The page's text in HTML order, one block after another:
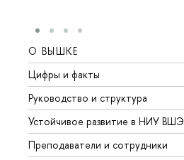
О ВЫШКЕ
Цифры и факты
Руководство и структура
Устойчивое развитие в НИУ ВШЭ
Преподаватели и сотрудники